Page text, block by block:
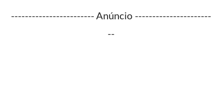
------------------------ Anúncio ----------------------
--